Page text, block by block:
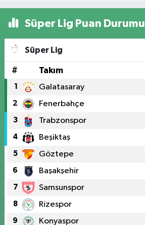
Süper Lig Puan Durumu
Süper Lig
# Takım
1 Galatasaray
2 Fenerbahçe
3 Trabzonspor
4 Beşiktaş
5 Göztepe
6 Başakşehir
7 Samsunspor
8 Rizespor
9 Konyaspor